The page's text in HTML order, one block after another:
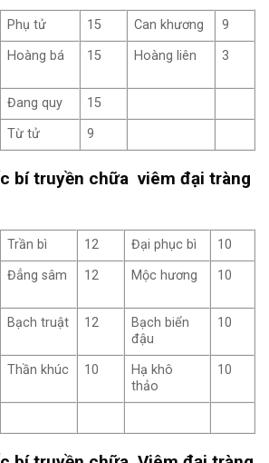
Phụ tử 15 Can khương
9
Hoàng bá 15 Hoàng liên 3
Đang quy
15
Từ tử 9
bí truyền chữa viêm đại tràng
Trần bì 12 Đại phục bì
10
Đẳng sâm 12 Mộc hương 10
Bạch truật 12
Bạch biển
đậu
10
Thần khúc 10
Hạ khô
thảo
10